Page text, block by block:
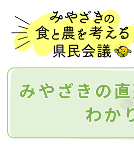
みやざきの
わか